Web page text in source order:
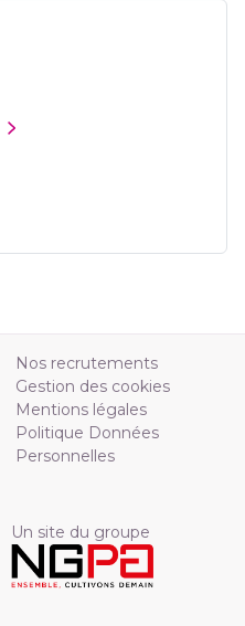
Nos recrutements
Gestion des cookies
Mentions légales
Politique Données
Personnelles
Un site du groupe